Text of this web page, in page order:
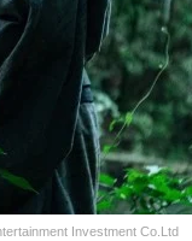
Investment Co.Ltd